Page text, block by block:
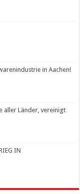
in Aachen!
aller Länder, vereinigt
IN